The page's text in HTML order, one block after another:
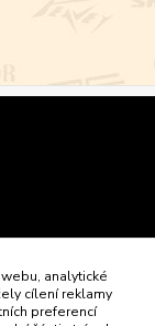
analytické
cílení reklamy
preferencí